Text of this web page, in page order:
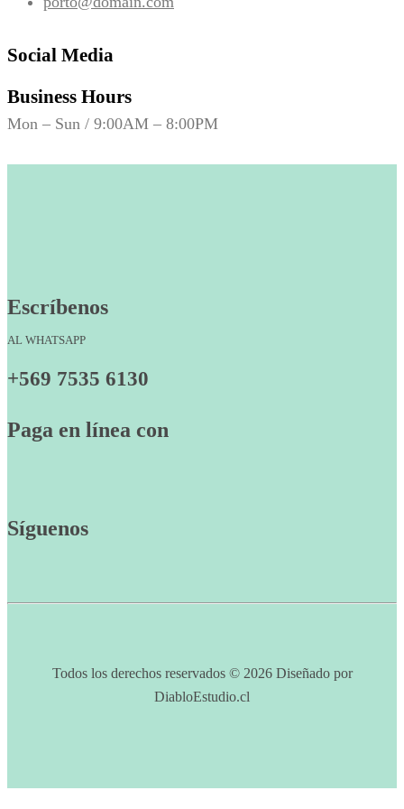
Social Media
Business Hours
Mon – Sun / 9:00AM – 8:00PM
Escríbenos
AL WHATSAPP
+569 7535 6130
Paga en línea con
Síguenos
Todos los derechos reservados © 2026 Diseñado por
DiabloEstudio.cl